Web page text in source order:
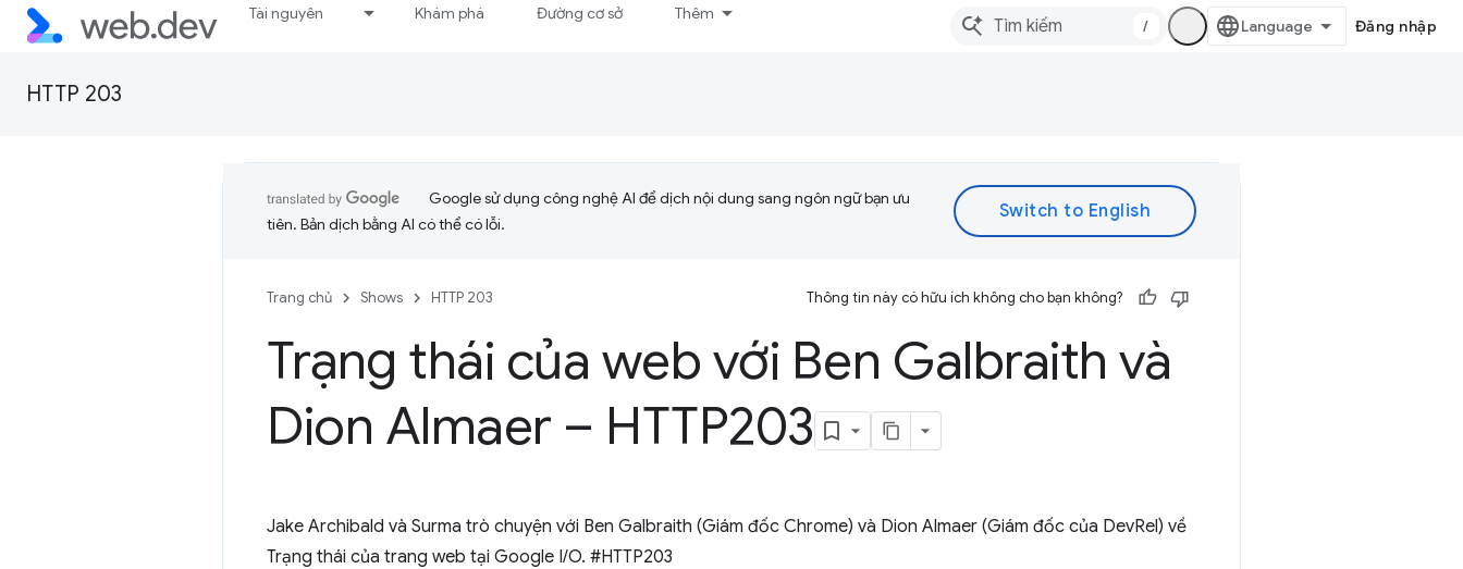
Tài nguyên Khám phá Đường cơ sở Thêm
/ Đăng nhập
HTTP 203
Google sử dụng công nghệ AI để dịch nội dung sang ngôn ngữ bạn ưu
tiên. Bản dịch bằng AI có thể có lỗi.
Trang chủ Shows HTTP 203 Thông tin này có hữu ích không cho bạn không?
Trạng thái của web với Ben Galbraith và
Dion Almaer – HTTP203
Jake Archibald và Surma trò chuyện với Ben Galbraith (Giám đốc Chrome) và Dion Almaer (Giám đốc của DevRel) về
Trạng thái của trang web tại Google I/O. #HTTP203